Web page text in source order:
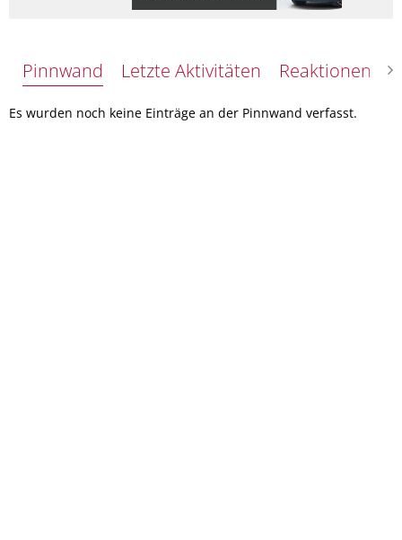
Pinnwand Letzte Aktivitäten Reaktionen
Es wurden noch keine Einträge an der Pinnwand verfasst.